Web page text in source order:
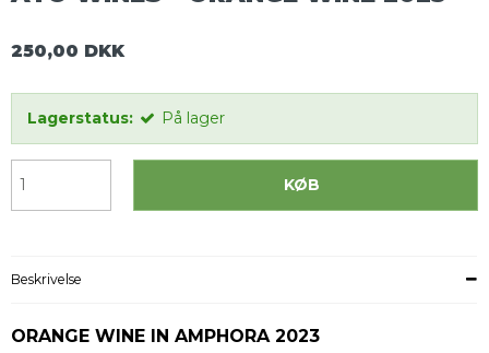
250,00 DKK
Lagerstatus: På lager
KØB
Beskrivelse
ORANGE WINE IN AMPHORA 2023